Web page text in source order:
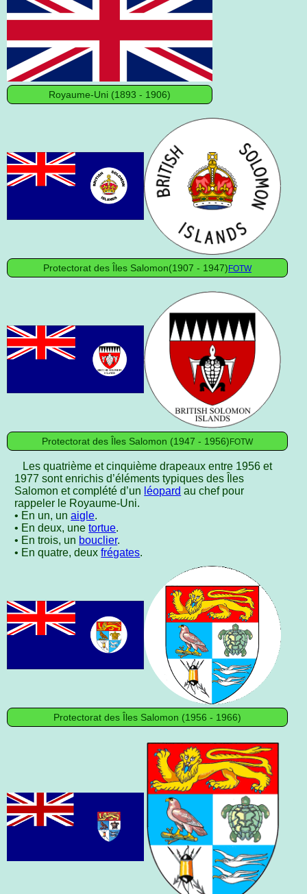
Royaume-Uni (1893 - 1906)
Protectorat des Îles Salomon(1907 - 1947) FOTW
Protectorat des Îles Salomon (1947 - 1956) FOTW
Les quatrième et cinquième drapeaux entre 1956 et
1977 sont enrichis d’éléments typiques des Îles
Salomon et complété d’un léopard au chef pour
rappeler le Royaume-Uni.
• En un, unaigle.
• En deux, unetortue.
• En trois, un bouclier.
• En quatre, deuxfrégates.
Protectorat des Îles Salomon (1956 - 1966)